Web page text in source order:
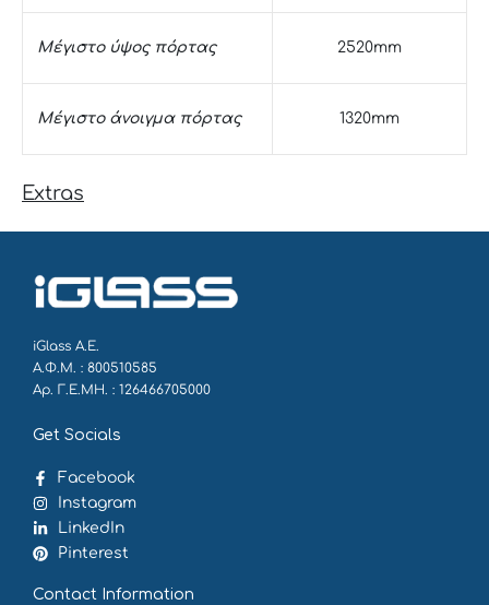
Μέγιστο ύψος πόρτας 2520mm
Μέγιστο άνοιγμα πόρτας 1320mm
Extras
iGlass Α.Ε.
Α.Φ.Μ. : 800510585
Αρ. Γ.Ε.ΜΗ. : 126466705000
Get Socials
Facebook
Instagram
LinkedIn
Pinterest
Contact Information